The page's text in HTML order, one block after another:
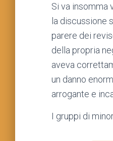
Si va insomma
la discussione
parere dei
della propria
aveva
un danno
arrogante e
I gruppi di